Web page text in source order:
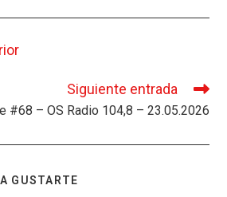
d
s
ar
Siguiente entrada
#68 – OS Radio 104,8 – 23.05.2026
GUSTARTE